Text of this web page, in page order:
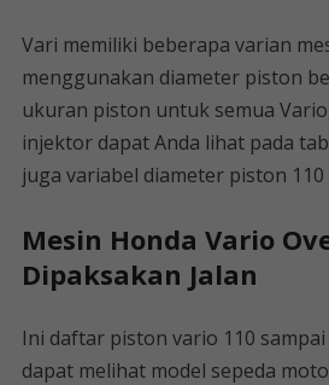
Vari memiliki beberapa varian
menggunakan diameter piston
ukuran piston untuk semua
injektor dapat Anda lihat pada
juga variabel diameter piston 110
Mesin Honda Vario
Dipaksakan Jalan
Ini daftar piston vario 110 sampai
dapat melihat model sepeda